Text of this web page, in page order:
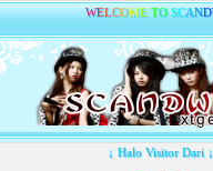
WELCOME TO SCAND
↓ Halo Visitor Dari ↓